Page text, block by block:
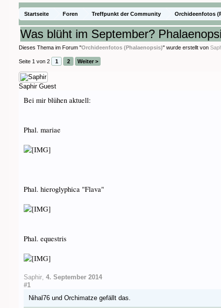
Startseite Foren Treffpunkt der Community Orchideenfotos
Was blüht im September?
Dieses Thema im Forum "Orchideenfotos (Phalaenopsis)" wurde erstellt von
Seite 1 von 2 1 2 Weiter >
Saphir Guest
Bei mir blühen aktuell:
Phal. mariae
Phal. hieroglyphica "Flava"
Phal. equestris
Saphir, 4. September 2014
#1
Nihal76 undOrchimatze gefällt das.